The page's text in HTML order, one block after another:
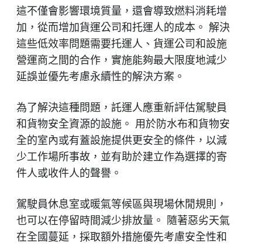
這不僅會影響環境質量，還會導致燃料消耗增
加，從而增加貨運公司和托運人的成本。 解決
這些低效率問題需要托運人、貨運公司和設施
營運商之間的合作，實施能夠最大限度地減少
延誤並優先考慮永續性的解決方案。
為了解決這種問題，託運人應重新評估駕駛員
和貨物安全資源的設施。 用於防水布和貨物安
全的室內或有蓋設施提供更安全的條件，以減
少工作場所事故，並有助於建立作為選擇的寄
件人或收件人的聲譽。
駕駛員休息室或暖氣等候區與現場休閒規則，
也可以在停留時間減少排放量。 隨著惡劣天氣
在全國蔓延，採取額外措施優先考慮安全性和